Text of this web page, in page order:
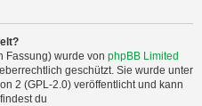
Fassung) wurde von phpBB Limited
geschützt. Sie wurde unter
2 (GPL-2.0) veröffentlicht und kann
du